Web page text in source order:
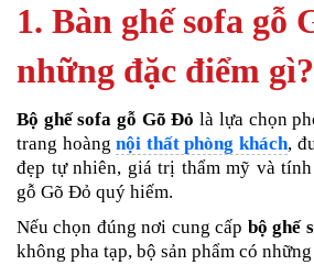
1. Bàn ghế sofa gỗ
những đặc điểm gì?
Bộ ghế sofa gỗ Gõ Đỏlà lựa chọn
trang hoàngnội thất phòng khách,
đẹp tự nhiên, giá trị thẩm mỹ và
gỗ Gõ Đỏ quý hiếm.
Nếu chọn đúng nơi cung cấp bộ ghế
không pha tạp, bộ sản phẩm có